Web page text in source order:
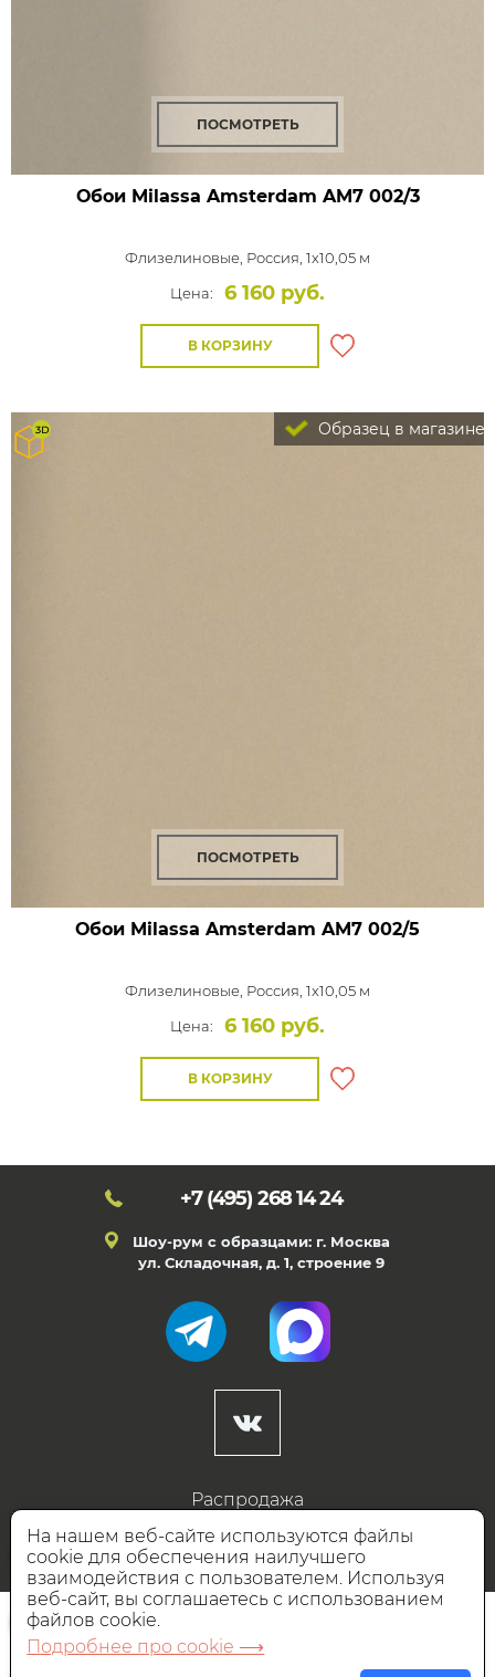
ПОСМОТРЕТЬ
Обои Milassa Amsterdam AM7 002/3
Флизелиновые, Россия, 1x10,05 м
Цена:
6 160 руб.
В КОРЗИНУ
Образец в магазине
ПОСМОТРЕТЬ
Обои Milassa Amsterdam AM7 002/5
Флизелиновые, Россия, 1x10,05 м
Цена:
6 160 руб.
В КОРЗИНУ
+7 (495) 268 14 24
Шоу-рум с образцами: г. Москва
ул. Складочная, д. 1, строение 9
Распродажа
Готовые дизайны
Дизайнерам
НАШИ ПАРТНЁРЫ
На нашем веб-сайте используются файлы
cookie для обеспечения наилучшего
взаимодействия с пользователем. Используя
веб-сайт, вы соглашаетесь с использованием
файлов cookie.
Подробнее про cookie ⟶